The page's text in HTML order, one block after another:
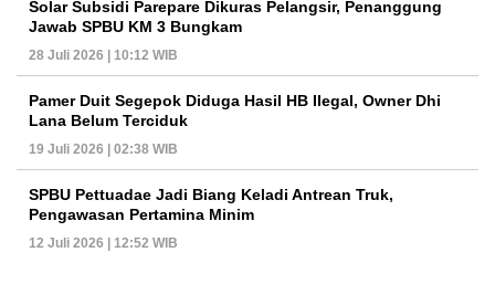
Solar Subsidi Parepare Dikuras Pelangsir, Penanggung
Jawab SPBU KM 3 Bungkam
28 Juli 2026 | 10:12 WIB
Pamer Duit Segepok Diduga Hasil HB Ilegal, Owner Dhi
Lana Belum Terciduk
19 Juli 2026 | 02:38 WIB
SPBU Pettuadae Jadi Biang Keladi Antrean Truk,
Pengawasan Pertamina Minim
12 Juli 2026 | 12:52 WIB